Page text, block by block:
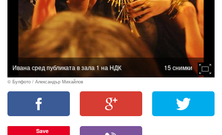
Ивана сред публиката в зала 1 на НДК 15 снимки
© Булфото / Александър Михайлов
Save